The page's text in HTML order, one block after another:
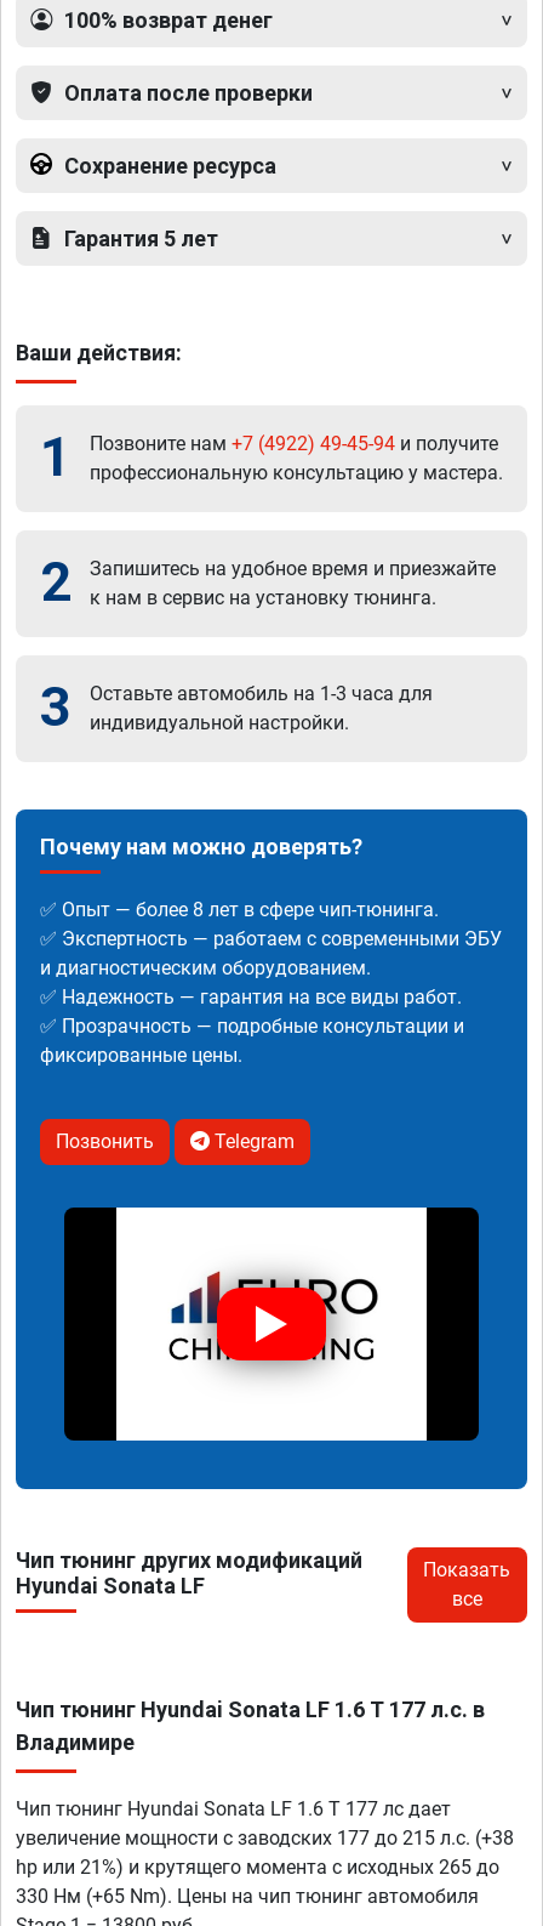
100% возврат денег
Оплата после проверки
Сохранение ресурса
Гарантия 5 лет
Ваши действия:
1 Позвоните нам +7 (4922) 49-45-94 и получите
профессиональную консультацию у мастера.
2
Запишитесь на удобное время и приезжайте
к нам в сервис на установку тюнинга.
3
Оставьте автомобиль на 1-3 часа для
индивидуальной настройки.
Почему нам можно доверять?
✅ Опыт — более 8 лет в сфере чип-тюнинга.
✅ Экспертность — работаем с современными ЭБУ
и диагностическим оборудованием.
✅ Надежность — гарантия на все виды работ.
✅ Прозрачность — подробные консультации и
фиксированные цены.
Позвонить Telegram
Чип тюнинг других модификаций
Hyundai Sonata LF
Показать
все
Чип тюнинг Hyundai Sonata LF 1.6 T 177 л.с. в
Владимире
Чип тюнинг Hyundai Sonata LF 1.6 T 177 лс дает
увеличение мощности с заводских 177 до 215 л.с. (+38
hp или 21%) и крутящего момента с исходных 265 до
330 Нм (+65 Nm). Цены на чип тюнинг автомобиля